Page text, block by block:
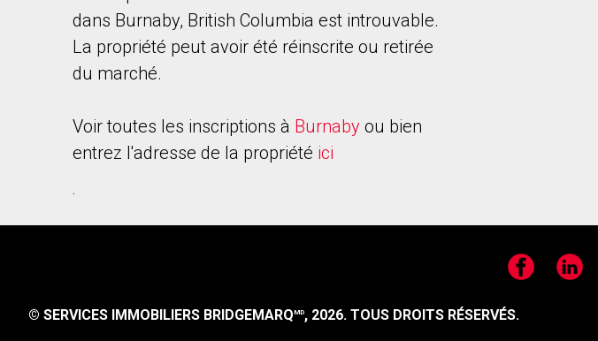
dans Burnaby, British Columbia est introuvable.
La propriété peut avoir été réinscrite ou retirée
du marché.
Voir toutes les inscriptions à Burnaby ou bien
entrez l'adresse de la propriété ici
.
FacebookLinkedIn
© SERVICES IMMOBILIERS BRIDGEMARQMD, 2026. TOUS DROITS RÉSERVÉS.